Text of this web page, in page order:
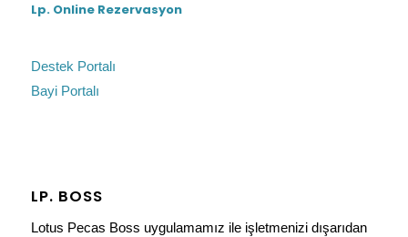
Lp. Online Rezervasyon
Destek Portalı
Bayi Portalı
LP. BOSS
Lotus Pecas Boss uygulamamız ile işletmenizi dışarıdan